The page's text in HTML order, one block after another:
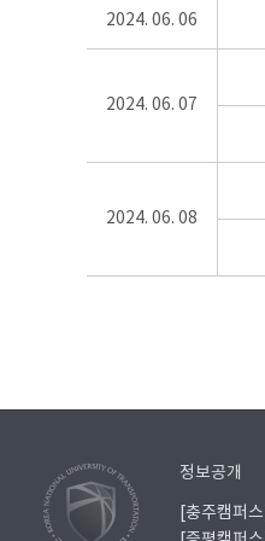
2024. 06. 06
2024. 06. 07
2024. 06. 08
정보공개
[충주캠퍼스]